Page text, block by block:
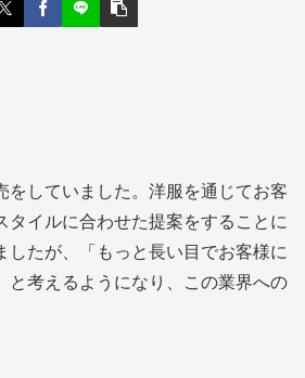
をしていました。洋服を通じてお客
タイルに合わせた提案をすることに
したが、「もっと長い目でお客様に
と考えるようになり、この業界への